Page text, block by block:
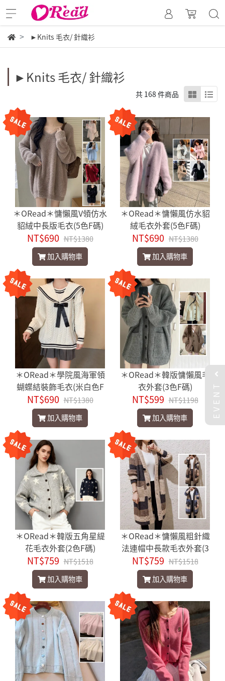
►Knits 毛衣/ 針織衫
►Knits 毛衣/ 針織衫
共 168 件商品
＊ORead＊慵懶風V領仿水
貂絨中長版毛衣(5色F碼)
NT$690 NT$1380
加入購物車
＊ORead＊慵懶風仿水貂
絨毛衣外套(5色F碼)
NT$690 NT$1380
加入購物車
＊ORead＊學院風海軍領
蝴蝶結裝飾毛衣(米白色F
碼)
NT$690 NT$1380
加入購物車
＊ORead＊韓版慵懶風毛
衣外套(3色F碼)
NT$599 NT$1198
加入購物車
＊ORead＊韓版五角星緹
花毛衣外套(2色F碼)
NT$759 NT$1518
加入購物車
＊ORead＊慵懶風粗針織
法連帽中長款毛衣外套(3
色F碼)
NT$759 NT$1518
加入購物車
EVENT